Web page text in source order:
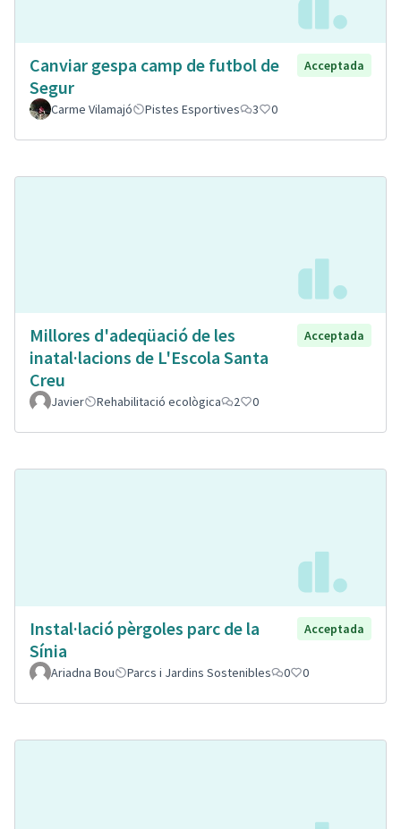
Canviar gespa camp de futbol de
Segur
Acceptada
Carme Vilamajó Pistes Esportives 3 0
Millores d'adeqüació de les
inatal·lacions de L'Escola Santa
Creu
Acceptada
Javier Rehabilitació ecològica 2 0
Instal·lació pèrgoles parc de la
Sínia
Acceptada
Ariadna Bou Parcs i Jardins Sostenibles 0 0